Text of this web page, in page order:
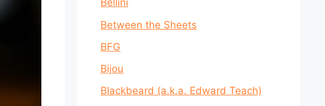
Bellini
Between the Sheets
BFG
Bijou
Blackbeard (a.k.a. Edward Teach)